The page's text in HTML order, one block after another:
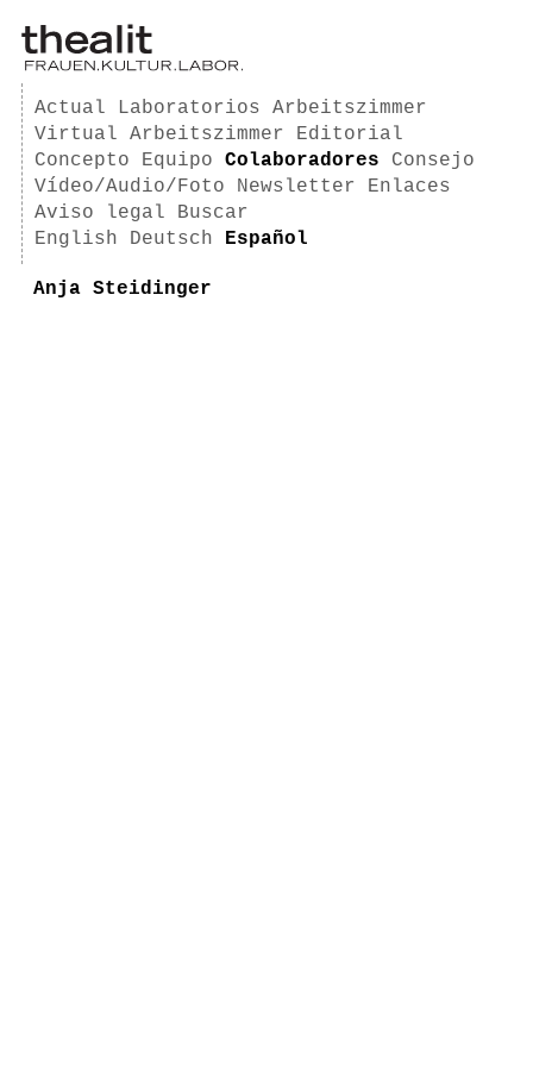
Actual Laboratorios
Arbeitszimmer
Virtual Arbeitszimmer
Editorial
Concepto
Equipo Colaboradores
Consejo
Vídeo/Audio/Foto
Newsletter
Enlaces
Aviso legal
Buscar
English
Deutsch Español
Anja Steidinger